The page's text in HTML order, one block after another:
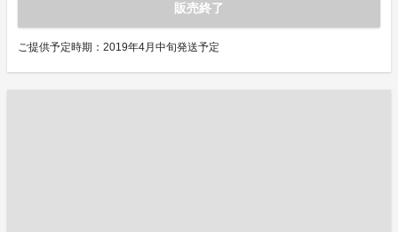
販売終了
ご提供予定時期：2019年4月中旬発送予定